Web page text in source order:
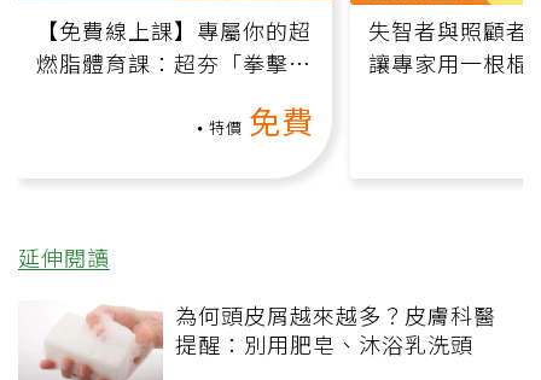
【免費線上課】專屬你的超
燃脂體育課：超夯「拳擊有
特價 免費
失智者與照顧者
讓專家用一根棍
延伸閱讀
為何頭皮屑越來越多？皮膚科醫
提醒：別用肥皂、沐浴乳洗頭